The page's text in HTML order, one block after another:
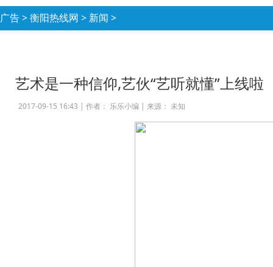
广告>衡阳热线网 > 新闻 >
艺术是一种信仰,艺伙“艺听就懂”上线啦
2017-09-15 16:43 | 作者： 乐乐小编 | 来源： 未知